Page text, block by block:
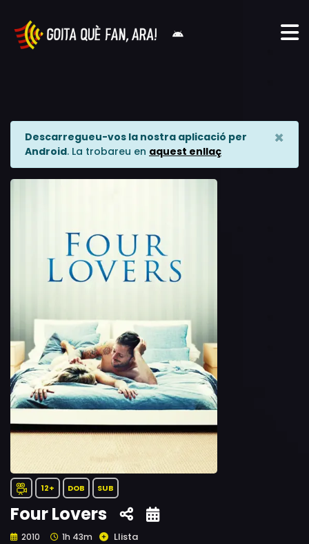
Descarregueu-vos la nostra aplicació per
Android. La trobareu en aquest enllaç
×
12+ DOB SUB
Four Lovers
2010 1h 43m Llista